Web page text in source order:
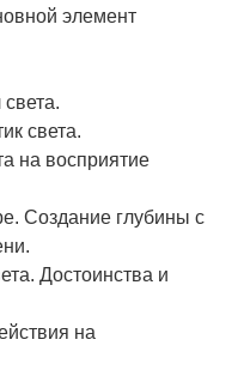
элемент
света.
на восприятие
Создание глубины с
Достоинства и
на